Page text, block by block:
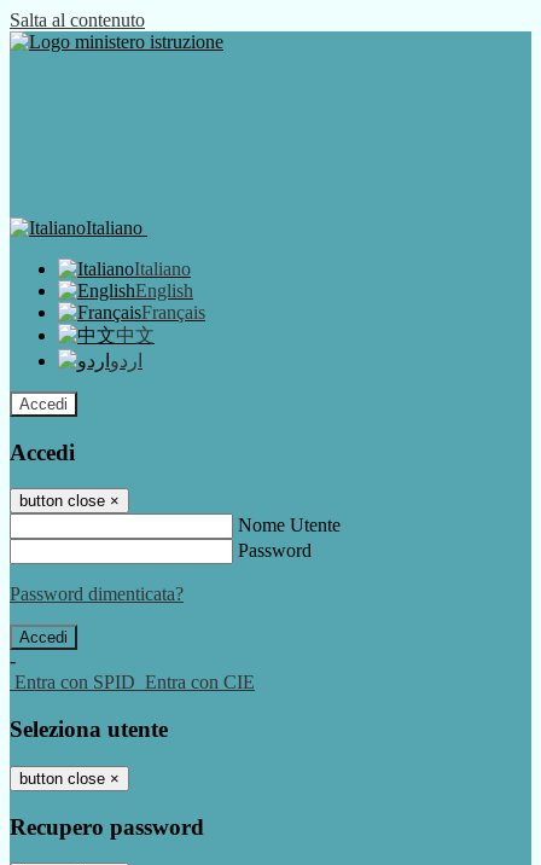
Salta al contenuto
Italiano
Italiano
English
Français
中文
اردو
Accedi
Accedi
button close ×
Nome Utente
Password
Password dimenticata?
-
Entra con SPID Entra con CIE
Seleziona utente
button close ×
Recupero password